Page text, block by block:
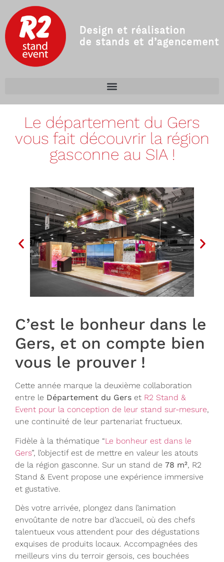
Le département du Gers
vous fait découvrir la région
gasconne au SIA !
C’est le bonheur dans le
Gers, et on compte bien
vous le prouver !
Cette année marque la deuxième collaboration
entre le Département du Gers et R2 Stand &
Event pour la conception de leur stand sur-mesure,
une continuité de leur partenariat fructueux.
Fidèle à la thématique “Le bonheur est dans le
Gers”, l’objectif est de mettre en valeur les atouts
de la région gasconne. Sur un stand de 78 m², R2
Stand & Event propose une expérience immersive
et gustative.
Dès votre arrivée, plongez dans l’animation
envoûtante de notre bar d’accueil, où des chefs
talentueux vous attendent pour des dégustations
exquises de produits locaux. Accompagnées des
meilleurs vins du terroir gersois, ces bouchées